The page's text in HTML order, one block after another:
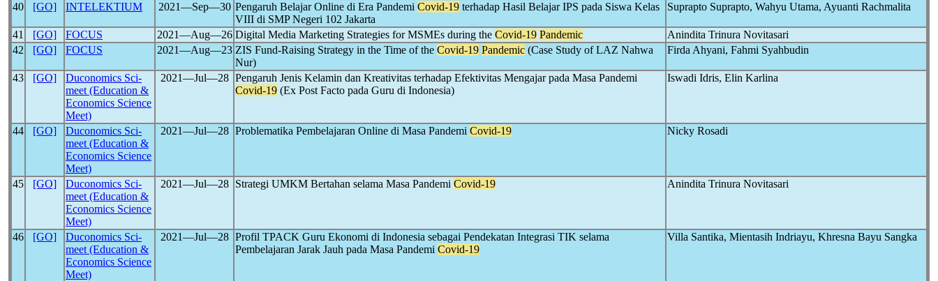
40
[GO] INTELEKTIUM 2021―Sep―30 Pengaruh Belajar Online di Era Pandemi Covid-19 terhadap Hasil Belajar IPS pada Siswa Kelas
VIII di SMP Negeri 102 Jakarta
Suprapto Suprapto, Wahyu Utama, Ayuanti Rachmalita
41 [GO] FOCUS 2021―Aug―26 Digital Media Marketing Strategies for MSMEs during the Covid-19 Pandemic
Anindita Trinura Novitasari
42
[GO] FOCUS 2021―Aug―23 ZIS Fund-Raising Strategy in the Time of the Covid-19 Pandemic (Case Study of LAZ Nahwa
Nur)
Firda Ahyani, Fahmi Syahbudin
43 [GO]
Duconomics Sci-
meet (Education &
Economics Science
Meet)
2021―Jul―28 Pengaruh Jenis Kelamin dan Kreativitas terhadap Efektivitas Mengajar pada Masa Pandemi
Covid-19 (Ex Post Facto pada Guru di Indonesia)
Iswadi Idris, Elin Karlina
44 [GO]
Duconomics Sci-
meet (Education &
Economics Science
Meet)
2021―Jul―28 Problematika Pembelajaran Online di Masa Pandemi Covid-19 Nicky Rosadi
45 [GO]
Duconomics Sci-
meet (Education &
Economics Science
Meet)
2021―Jul―28 Strategi UMKM Bertahan selama Masa Pandemi Covid-19 Anindita Trinura Novitasari
46 [GO]
Duconomics Sci-
meet (Education &
Economics Science
Meet)
2021―Jul―28 Profil TPACK Guru Ekonomi di Indonesia sebagai Pendekatan Integrasi TIK selama
Pembelajaran Jarak Jauh pada Masa Pandemi Covid-19
Villa Santika, Mientasih Indriayu, Khresna Bayu Sangka